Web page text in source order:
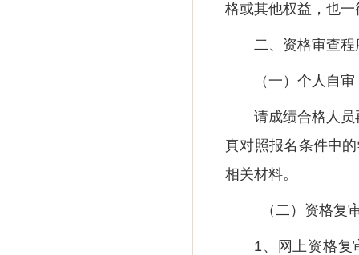
格或其他权益，也
二、资格审查程
（一）个人自审
请成绩合格人
真对照报名条件中
相关材料。
（二）资格复
1、网上资格复